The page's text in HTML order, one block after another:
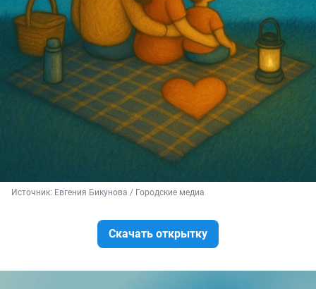
Источник: Евгения Бикунова / Городские медиа
Скачать открытку